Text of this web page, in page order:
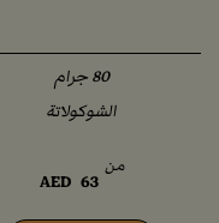
‏80 جرام
الشوكولاتة
من
AED 63